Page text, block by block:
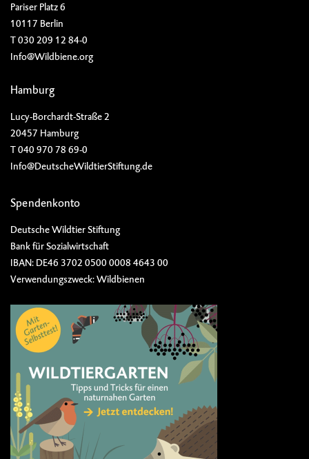
Pariser Platz 6
10117 Berlin
T 030 209 12 84-0
Info@Wildbiene.org
Hamburg
Lucy-Borchardt-Straße 2
20457 Hamburg
T 040 970 78 69-0
Info@DeutscheWildtierStiftung.de
Spendenkonto
Deutsche Wildtier Stiftung
Bank für Sozialwirtschaft
IBAN: DE46 3702 0500 0008 4643 00
Verwendungszweck: Wildbienen